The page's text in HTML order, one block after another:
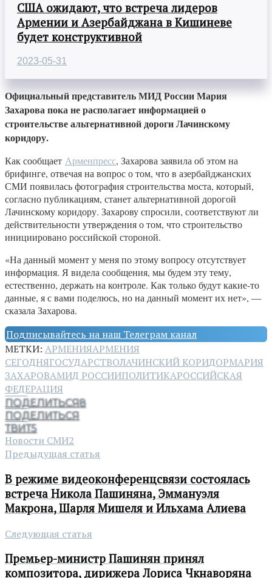
США ожидают, что встреча лидеров
Армении и Азербайджана в Кишиневе
будет конструктивной
2023-05-31
Официальный представитель МИД России Мария
Захарова пока не располагает информацией о
строительстве альтернативной дороги Лачинскому
коридору.
Как сообщает Арменпресс, Захарова заявила об этом на
брифинге, отвечая на вопрос о том, что в азербайджанских
СМИ появилась фотография строительства моста, который,
согласно публикациям, станет альтернативной дорогой
Лачинскому коридору. Захарову спросили, соответствуют ли
действительности утверждения о том, что строительство
инициировано российской стороной.
«На данный момент у меня по этому вопросу отсутствует
информация. Я видела сообщения, мы будем эту тему,
естественно, держать на контроле. Как только будут какие-то
данные, я с вами поделюсь, но на данный момент их нет», —
сказала Захарова.
Подписывайтесь на наш Телеграм канал
МЕТКИ: АРМЕНИЯАРМЕНИЯ
СЕГОДНЯГОСУДАРСТВОЛАЧИНСКИЙ КОРИДОРМАРИЯ
ЗАХАРОВАМИД РОССИИПОЛИТИКАРОССИЙСКАЯ
ФЕДЕРАЦИЯ
ПОДЕЛИТЬСЯ8
ПОДЕЛИТЬСЯ
ТВИТ5
Новости СМИ2
Предыдущая статья
В режиме видеоконференцсвязи состоялась
встреча Никола Пашиняна, Эммануэля
Макрона, Шарля Мишеля и Ильхама Алиева
Следующая статья
Премьер-министр Пашинян принял
композитора, дирижера Лориса Чкнаворяна